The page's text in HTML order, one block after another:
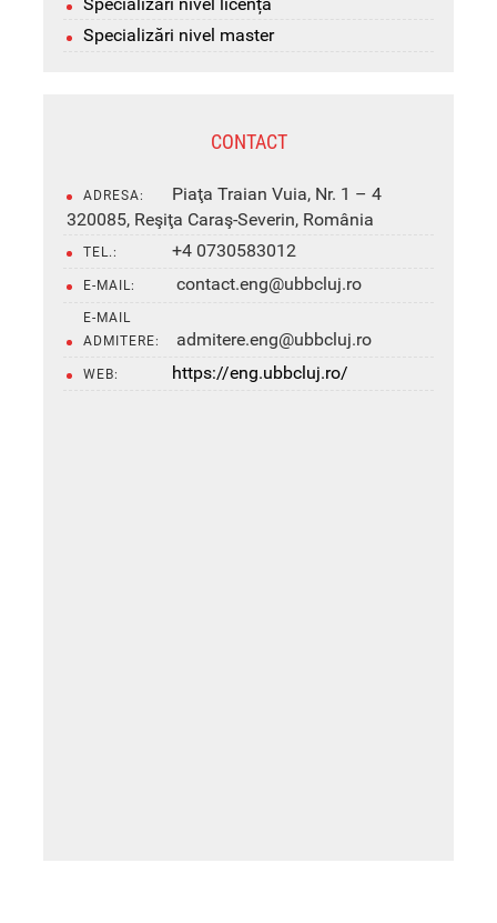
Specializări nivel master
CONTACT
ADRESA:
Piaţa Traian Vuia, Nr. 1 – 4
320085, Reşiţa Caraş-Severin, România
TEL.: +4 0730583012
E-MAIL: contact.eng@ubbcluj.ro
E-MAIL
ADMITERE:
admitere.eng@ubbcluj.ro
WEB: https://eng.ubbcluj.ro/